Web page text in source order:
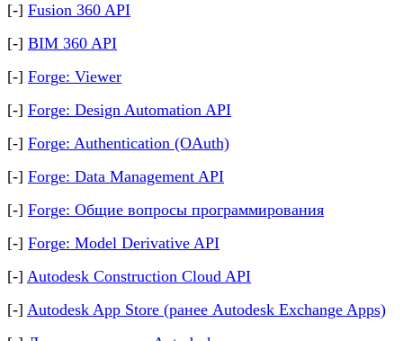
[-] Fusion 360 API
[-] BIM 360 API
[-] Forge: Viewer
[-] Forge: Design Automation API
[-] Forge: Authentication (OAuth)
[-] Forge: Data Management API
[-] Forge: Общие вопросы программирования
[-] Forge: Model Derivative API
[-] Autodesk Construction Cloud API
[-] Autodesk App Store (ранее Autodesk Exchange Apps)